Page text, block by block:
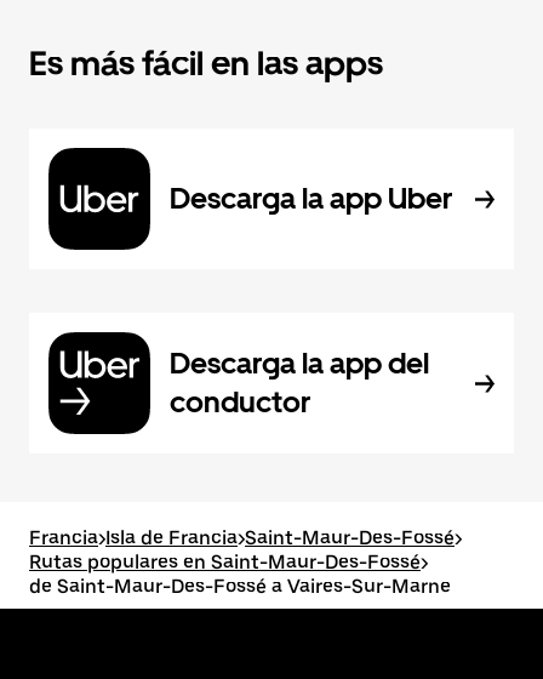
Es más fácil en las apps
Descarga la app Uber
Descarga la app del
conductor
Francia>Isla de Francia>Saint-Maur-Des-Fossé>
Rutas populares en Saint-Maur-Des-Fossé>
de Saint-Maur-Des-Fossé a Vaires-Sur-Marne